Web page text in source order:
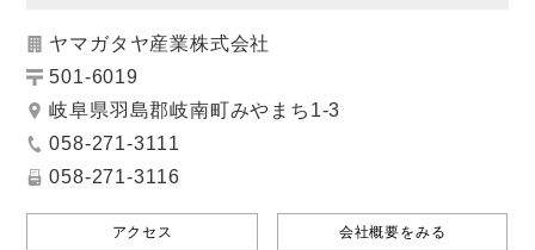
ヤマガタヤ産業株式会社
501-6019
岐阜県羽島郡岐南町みやまち1-3
058-271-3111
058-271-3116
アクセス 会社概要をみる